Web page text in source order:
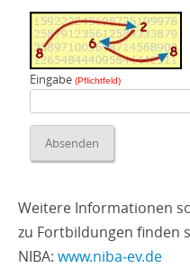
Eingabe (Pflichtfeld)
Weitere Informationen
zu Fortbildungen finden
NIBA: www.niba‑ev.de